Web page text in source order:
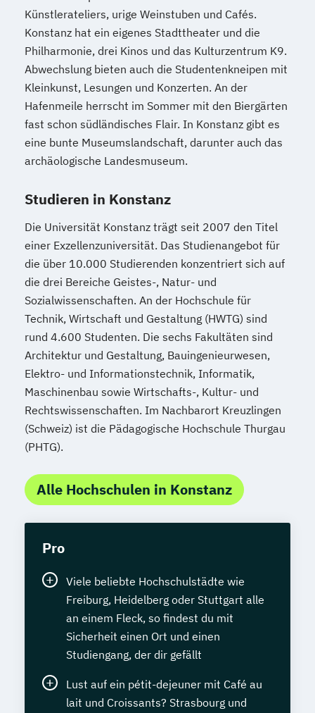
Künstlerateliers, urige Weinstuben und Cafés.
Konstanz hat ein eigenes Stadttheater und die
Philharmonie, drei Kinos und das Kulturzentrum K9.
Abwechslung bieten auch die Studentenkneipen mit
Kleinkunst, Lesungen und Konzerten. An der
Hafenmeile herrscht im Sommer mit den Biergärten
fast schon südländisches Flair. In Konstanz gibt es
eine bunte Museumslandschaft, darunter auch das
archäologische Landesmuseum.
Studieren in Konstanz
Die Universität Konstanz trägt seit 2007 den Titel
einer Exzellenzuniversität. Das Studienangebot für
die über 10.000 Studierenden konzentriert sich auf
die drei Bereiche Geistes-, Natur- und
Sozialwissenschaften. An der Hochschule für
Technik, Wirtschaft und Gestaltung (HWTG) sind
rund 4.600 Studenten. Die sechs Fakultäten sind
Architektur und Gestaltung, Bauingenieurwesen,
Elektro- und Informationstechnik, Informatik,
Maschinenbau sowie Wirtschafts-, Kultur- und
Rechtswissenschaften. Im Nachbarort Kreuzlingen
(Schweiz) ist die Pädagogische Hochschule Thurgau
(PHTG).
Alle Hochschulen in Konstanz
Pro
Viele beliebte Hochschulstädte wie
Freiburg, Heidelberg oder Stuttgart alle
an einem Fleck, so findest du mit
Sicherheit einen Ort und einen
Studiengang, der dir gefällt
Lust auf ein pétit-dejeuner mit Café au
lait und Croissants? Strasbourg und